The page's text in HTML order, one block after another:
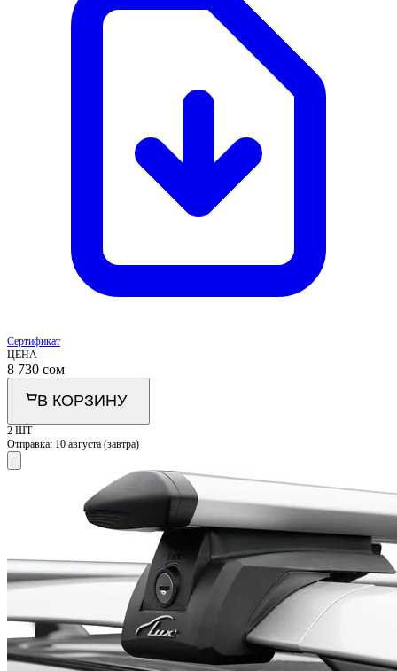
Сертификат
ЦЕНА
8 730 сом
В КОРЗИНУ
2 ШТ
Отправка: 10 августа (завтра)